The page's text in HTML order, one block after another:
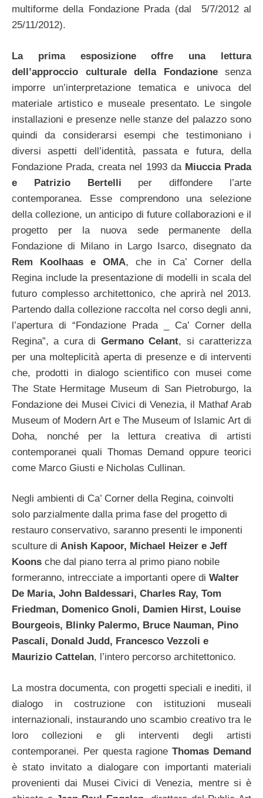
multiforme della Fondazione Prada (dal 5/7/2012 al
25/11/2012).
La prima esposizione offre una lettura
dell’approccio culturale della Fondazionesenza
imporre un’interpretazione tematica e univoca del
materiale artistico e museale presentato. Le singole
installazioni e presenze nelle stanze del palazzo sono
quindi da considerarsi esempi che testimoniano i
diversi aspetti dell’identità, passata e futura, della
Fondazione Prada, creata nel 1993 daMiuccia Prada
e Patrizio Bertelli per diffondere l’arte
contemporanea. Esse comprendono una selezione
della collezione, un anticipo di future collaborazioni e il
progetto per la nuova sede permanente della
Fondazione di Milano in Largo Isarco, disegnato da
Rem Koolhaas e OMA, che in Ca’ Corner della
Regina include la presentazione di modelli in scala del
futuro complesso architettonico, che aprirà nel 2013.
Partendo dalla collezione raccolta nel corso degli anni,
l’apertura di “Fondazione Prada _ Ca’ Corner della
Regina”, a cura di Germano Celant, si caratterizza
per una molteplicità aperta di presenze e di interventi
che, prodotti in dialogo scientifico con musei come
The State Hermitage Museum di San Pietroburgo, la
Fondazione dei Musei Civici di Venezia, il Mathaf Arab
Museum of Modern Art e The Museum of Islamic Art di
Doha, nonché per la lettura creativa di artisti
contemporanei quali Thomas Demand oppure teorici
come Marco Giusti e Nicholas Cullinan.
Negli ambienti di Ca’ Corner della Regina, coinvolti
solo parzialmente dalla prima fase del progetto di
restauro conservativo, saranno presenti le imponenti
sculture di Anish Kapoor, Michael Heizer e Jeff
Koons che dal piano terra al primo piano nobile
formeranno, intrecciate a importanti opere di Walter
De Maria, John Baldessari, Charles Ray, Tom
Friedman, Domenico Gnoli, Damien Hirst, Louise
Bourgeois, Blinky Palermo, Bruce Nauman, Pino
Pascali, Donald Judd, Francesco Vezzoli e
Maurizio Cattelan, l’intero percorso architettonico.
La mostra documenta, con progetti speciali e inediti, il
dialogo in costruzione con istituzioni museali
internazionali, instaurando uno scambio creativo tra le
loro collezioni e gli interventi degli artisti
contemporanei. Per questa ragioneThomas Demand
è stato invitato a dialogare con importanti materiali
provenienti dai Musei Civici di Venezia, mentre si è